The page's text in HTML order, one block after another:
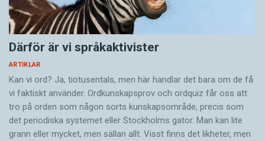
Därför är vi språkaktivister
ARTIKLAR
Kan vi ord? Ja, tiotusentals, men här handlar det bara om de få
vi faktiskt använder. Ordkunskapsprov och ordquiz får oss att
tro på orden som någon sorts kunskapsområde, precis som
det periodiska systemet eller Stockholms gator. Man kan lite
grann eller mycket, men sällan allt. Visst finns det likheter, men